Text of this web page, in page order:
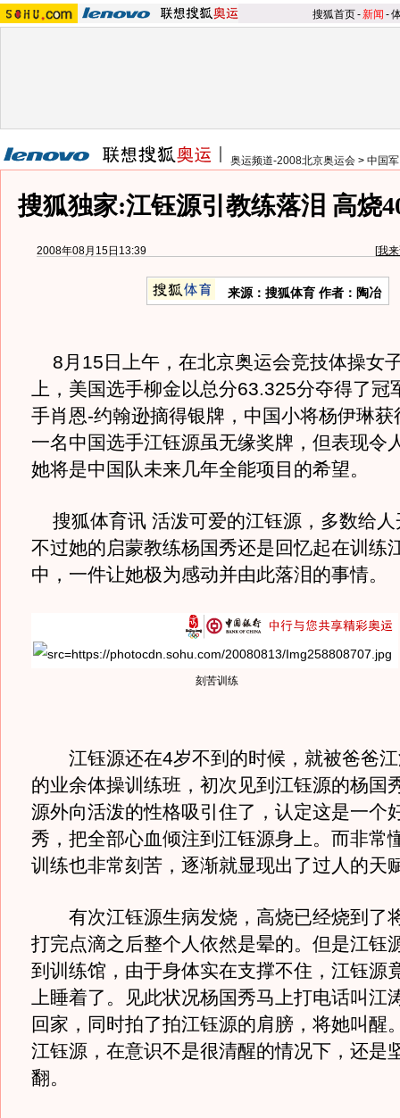
搜狐首页-新闻 -
奥运频道-2008北京奥运会 > 中国
搜狐独家:江钰源引教练落泪 高烧
2008年08月15日13:39 [我
来源：搜狐体育 作者：陶冶
8月15日上午，在北京奥运会竞技体操女
上，美国选手柳金以总分63.325分夺得了冠
手肖恩-约翰逊摘得银牌，中国小将杨伊琳获
一名中国选手江钰源虽无缘奖牌，但表现令
她将是中国队未来几年全能项目的希望。
搜狐体育讯 活泼可爱的江钰源，多数给人
不过她的启蒙教练杨国秀还是回忆起在训练
中，一件让她极为感动并由此落泪的事情。
刻苦训练
江钰源还在4岁不到的时候，就被爸爸江
的业余体操训练班，初次见到江钰源的杨国
源外向活泼的性格吸引住了，认定这是一个
秀，把全部心血倾注到江钰源身上。而非常
训练也非常刻苦，逐渐就显现出了过人的天
有次江钰源生病发烧，高烧已经烧到了
打完点滴之后整个人依然是晕的。但是江钰
到训练馆，由于身体实在支撑不住，江钰源
上睡着了。见此状况杨国秀马上打电话叫江
回家，同时拍了拍江钰源的肩膀，将她叫醒
江钰源，在意识不是很清醒的情况下，还是
翻。